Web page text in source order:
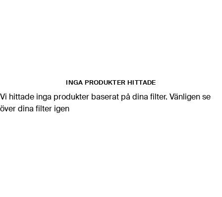
INGA PRODUKTER HITTADE
Vi hittade inga produkter baserat på dina filter. Vänligen se
över dina filter igen